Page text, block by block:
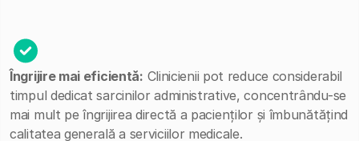
Îngrijire mai eficientă: Clinicienii pot reduce considerabil
timpul dedicat sarcinilor administrative, concentrându-se
mai mult pe îngrijirea directă a pacienților și îmbunătățind
calitatea generală a serviciilor medicale.